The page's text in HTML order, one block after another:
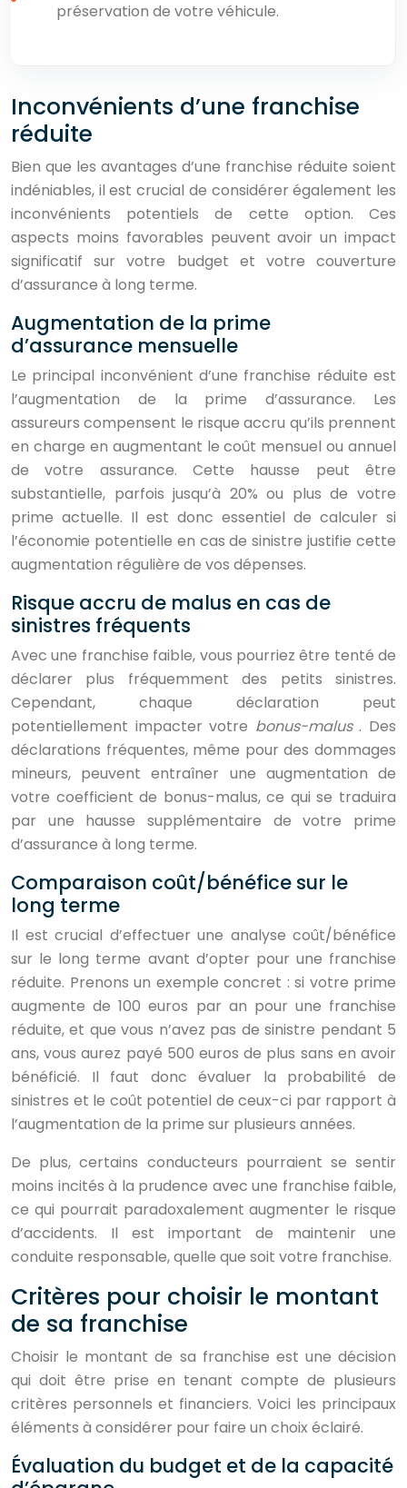
préservation de votre véhicule.
Inconvénients d’une franchise
réduite
Bien que les avantages d’une franchise réduite soient
indéniables, il est crucial de considérer également les
inconvénients potentiels de cette option. Ces
aspects moins favorables peuvent avoir un impact
significatif sur votre budget et votre couverture
d’assurance à long terme.
Augmentation de la prime
d’assurance mensuelle
Le principal inconvénient d’une franchise réduite est
l’augmentation de la prime d’assurance. Les
assureurs compensent le risque accru qu’ils prennent
en charge en augmentant le coût mensuel ou annuel
de votre assurance. Cette hausse peut être
substantielle, parfois jusqu’à 20% ou plus de votre
prime actuelle. Il est donc essentiel de calculer si
l’économie potentielle en cas de sinistre justifie cette
augmentation régulière de vos dépenses.
Risque accru de malus en cas de
sinistres fréquents
Avec une franchise faible, vous pourriez être tenté de
déclarer plus fréquemment des petits sinistres.
Cependant, chaque déclaration peut
potentiellement impacter votre bonus-malus . Des
déclarations fréquentes, même pour des dommages
mineurs, peuvent entraîner une augmentation de
votre coefficient de bonus-malus, ce qui se traduira
par une hausse supplémentaire de votre prime
d’assurance à long terme.
Comparaison coût/bénéfice sur le
long terme
Il est crucial d’effectuer une analyse coût/bénéfice
sur le long terme avant d’opter pour une franchise
réduite. Prenons un exemple concret : si votre prime
augmente de 100 euros par an pour une franchise
réduite, et que vous n’avez pas de sinistre pendant 5
ans, vous aurez payé 500 euros de plus sans en avoir
bénéficié. Il faut donc évaluer la probabilité de
sinistres et le coût potentiel de ceux-ci par rapport à
l’augmentation de la prime sur plusieurs années.
De plus, certains conducteurs pourraient se sentir
moins incités à la prudence avec une franchise faible,
ce qui pourrait paradoxalement augmenter le risque
d’accidents. Il est important de maintenir une
conduite responsable, quelle que soit votre franchise.
Critères pour choisir le montant
de sa franchise
Choisir le montant de sa franchise est une décision
qui doit être prise en tenant compte de plusieurs
critères personnels et financiers. Voici les principaux
éléments à considérer pour faire un choix éclairé.
Évaluation du budget et de la capacité